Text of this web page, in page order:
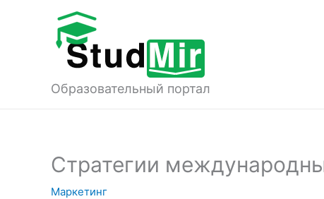
содержимому
Образовательный портал
Стратегии
Маркетинг